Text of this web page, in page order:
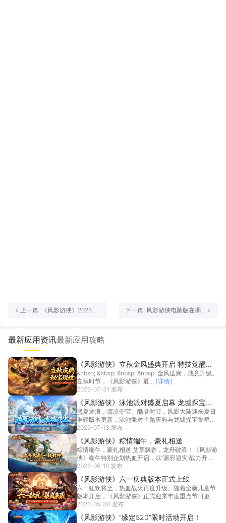
上一篇: 《风影游侠》2026年1
下一篇: 风影游侠电脑版在哪
最新应用资讯最新应用攻略
《风影游侠》立秋金风盛典开启 特技觉醒系
统重磅上线
&nbsp; &nbsp; &nbsp; &nbsp; 金风送爽，战意升级。
立秋时节，《风影游侠》夏...
[详情]
2026-07-31 发布
《风影游侠》泳池派对盛夏启幕 龙墟探宝同
步开战!
盛夏逐浪，清凉夺宝。酷暑时节，风影大陆迎来夏日
重磅版本更新，泳池派对主题庆典与龙墟探宝集群双
线同步上... [详情]
2026-07-13 发布
《风影游侠》粽情端午，豪礼相送
粽情端午，豪礼相送 艾草飘香，龙舟破浪！《风影游
侠》端午特别企划热血开启，以“驱邪避灾·战力升舱”
为... [详情]
2026-06-18 发布
《风影游侠》六一庆典版本正式上线
六一狂欢将至，热血战火再度升级。随着全新儿童节
版本开启，《风影游侠》正式迎来年度重点节日更新
—— 本... [详情]
2026-05-30 发布
《风影游侠》“缘定520”限时活动开启！